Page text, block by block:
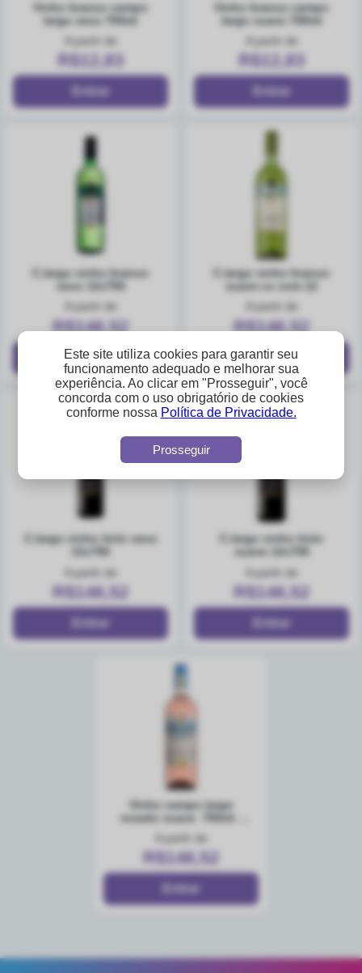
Este site utiliza cookies para garantir seu
funcionamento adequado e melhorar sua
experiência. Ao clicar em "Prosseguir", você
concorda com o uso obrigatório de cookies
conforme nossa Política de Privacidade.
Prosseguir
largo seco 750ml
A partir de
R$12,83
largo suave 750ml
A partir de
R$12,83
seco 12x750
A partir de
R$146,52
suave cx com 12
A partir de
R$146,52
A partir de
R$146,52
suave 12x750
A partir de
R$146,52
rosado suave 750ml -
A partir de
R$146,52